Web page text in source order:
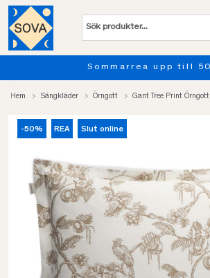
upp till 50%
Hem Sängkläder Örngott Gant Tree Print Örngott
-50% REA Slut online